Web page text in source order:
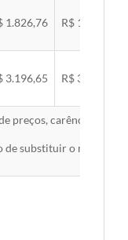
1.826,76 R$ 1.882,45
3.196,65 R$ 3.294,10
preços, carências,
de substituir o material